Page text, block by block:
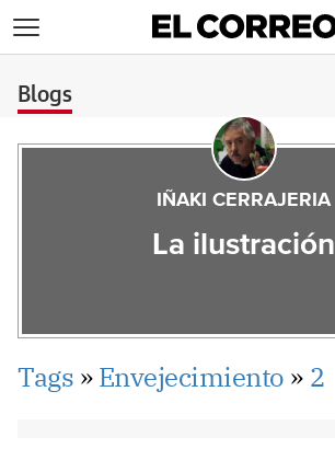
Blogs
IÑAKI CERRAJERIA
La ilustración
Tags »Envejecimiento » 2